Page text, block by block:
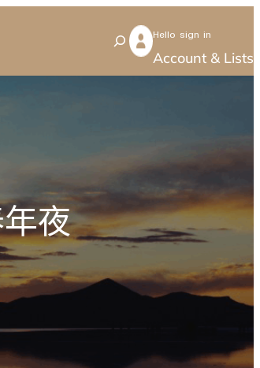
S
e
Hello sign in
Account & Lists
夜